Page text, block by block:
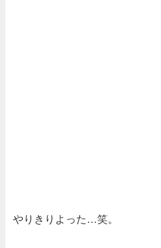
やりきりよった…笑。